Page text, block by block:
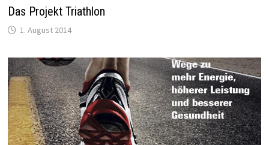
Das Projekt Triathlon
1. August 2014